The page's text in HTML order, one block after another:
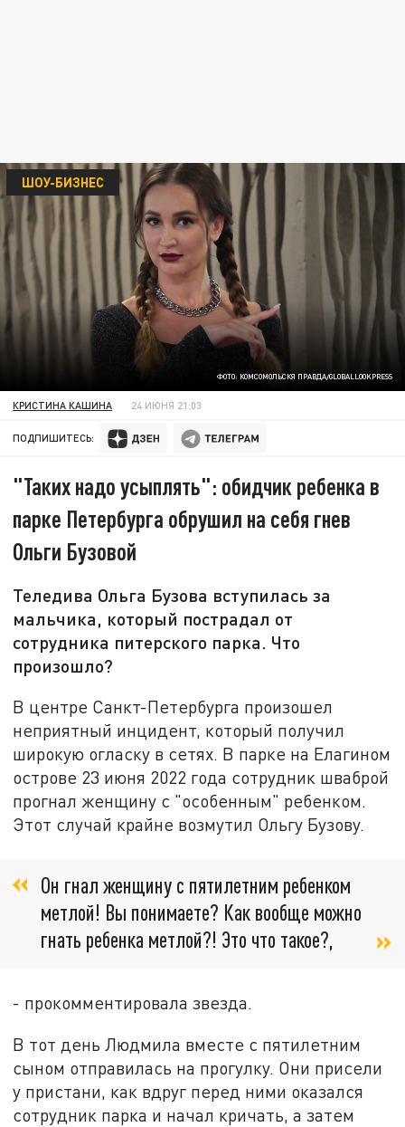
ФОТО: КОМСОМОЛЬСКЯ ПРАВДА/GLOBALLOOKPRESS
ШОУ-БИЗНЕС
КРИСТИНА КАШИНА 24 ИЮНЯ 21:03
ПОДПИШИТЕСЬ:
"Таких надо усыплять": обидчик ребенка в
парке Петербурга обрушил на себя гнев
Ольги Бузовой
Теледива Ольга Бузова вступилась за
мальчика, который пострадал от
сотрудника питерского парка. Что
произошло?
В центре Санкт-Петербурга произошел
неприятный инцидент, который получил
широкую огласку в сетях. В парке на Елагином
острове 23 июня 2022 года сотрудник шваброй
прогнал женщину с "особенным" ребенком.
Этот случай крайне возмутил Ольгу Бузову.
Он гнал женщину с пятилетним ребенком
метлой! Вы понимаете? Как вообще можно
гнать ребенка метлой?! Это что такое?,
- прокомментировала звезда.
В тот день Людмила вместе с пятилетним
сыном отправилась на прогулку. Они присели
у пристани, как вдруг перед ними оказался
сотрудник парка и начал кричать, а затем